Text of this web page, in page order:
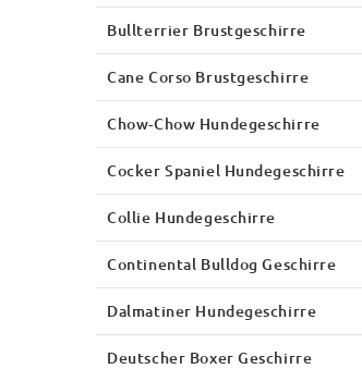
Bullterrier Brustgeschirre
Cane Corso Brustgeschirre
Chow-Chow Hundegeschirre
Cocker Spaniel Hundegeschirre
Collie Hundegeschirre
Continental Bulldog Geschirre
Dalmatiner Hundegeschirre
Deutscher Boxer Geschirre